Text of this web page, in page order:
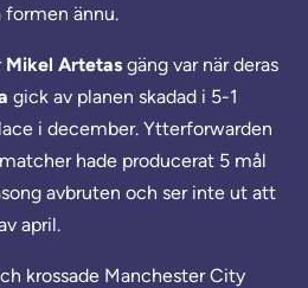
ännu.
Mikel Artetas gäng var när deras
gick av planen skadad i 5-1
i december. Ytterforwarden
hade producerat 5 mål
avbruten och ser inte ut att
april.
krossade Manchester City